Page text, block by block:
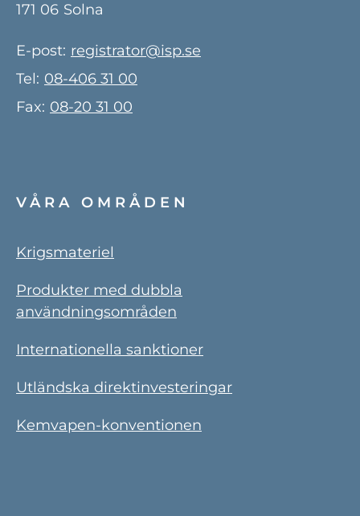
171 06 Solna
E-post: registrator@isp.se
Tel: 08-406 31 00
Fax: 08-20 31 00
VÅRA OMRÅDEN
Krigsmateriel
Produkter med dubbla
användningsområden
Internationella sanktioner
Utländska direktinvesteringar
Kemvapen-konventionen